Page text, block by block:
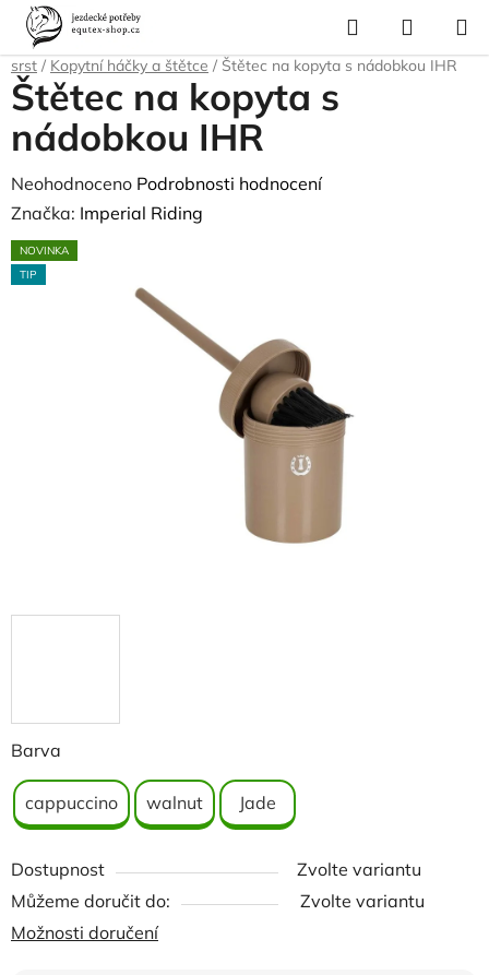
Přejít
obsah
Hledat
KOŠÍK
Domů
Pro koně
srst / Kopytní háčky a štětce / Štětec na kopyta s nádobkou IHR
Barva
cappuccino walnut Jade
Dostupnost
Zvolte variantu
Můžeme doručit do:
Zvolte variantu
Možnosti doručení
Štětec na kopyta s
nádobkou IHR
Průměrné
hodnocení
produktu
je
Neohodnoceno Podrobnosti hodnocení
Značka: Imperial Riding
NOVINKA
TIP